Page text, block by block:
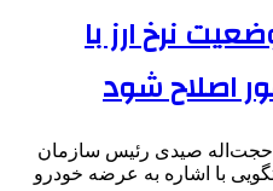
نرخ ارز با
اصلاح شود
حجت‌اله صیدی رئیس سازمان
با اشاره به عرضه خودرو